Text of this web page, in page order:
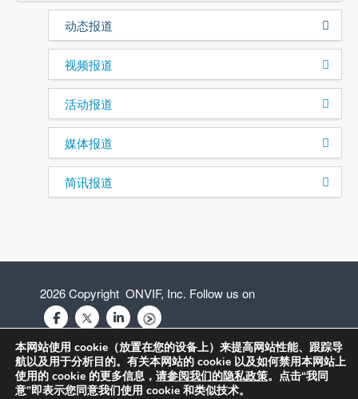
动态报道
视频报道
活动报道
媒体报道
简讯报道
2026 Copyright ONVIF, Inc. Follow us on
隐私政策
本网站使用 cookie（放置在您的设备上）来提高网站性能、跟踪导
航以及用于分析目的。有关本网站的 cookie 以及如何禁用本网站上
使用的 cookie 的更多信息， 请参阅我们的隐私政策。点击“我同
意”即表示您同意我们使用 cookie 和类似技术。